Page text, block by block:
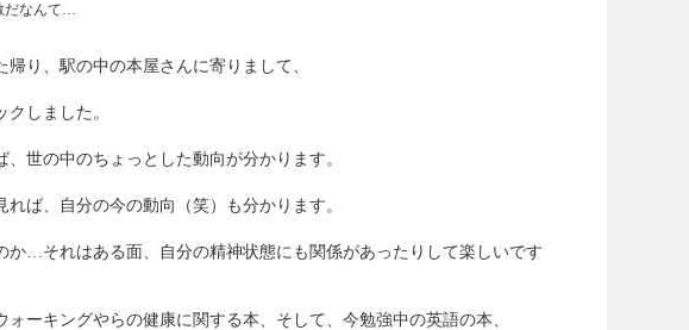
だなんて…
り、駅の中の本屋さんに寄りまして、
しました。
世の中のちょっとした動向が分かります。
ば、自分の今の動向（笑）も分かります。
か…それはある面、自分の精神状態にも関係があったりして楽しいです
ーキングやらの健康に関する本、そして、今勉強中の英語の本、